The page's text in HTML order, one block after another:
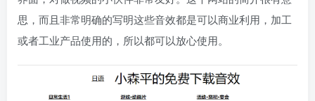
思，而且非常明确的写明这些音效都是可以商业利用，加工
或者工业产品使用的，所以都可以放心使用。